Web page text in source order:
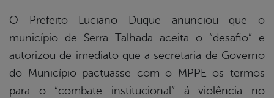
O Prefeito Luciano Duque anunciou que o
município de Serra Talhada aceita o “desafio” e
autorizou de imediato que a secretaria de Governo
do Município pactuasse com o MPPE os termos
para o “combate institucional” á violência no